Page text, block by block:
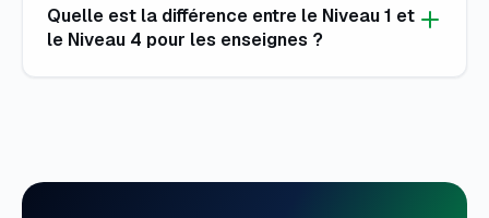
Quelle est la différence entre le Niveau 1 et
le Niveau 4 pour les enseignes ?